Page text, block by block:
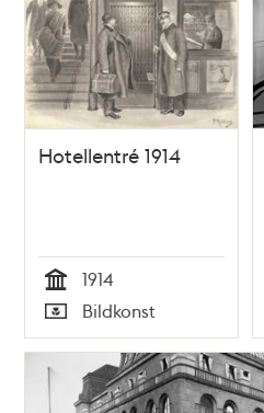
Hotellentré 1914
Tid
1914
Typ
Bildkonst